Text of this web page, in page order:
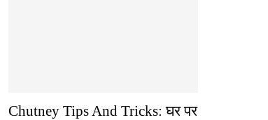
Chutney Tips And Tricks: घर पर